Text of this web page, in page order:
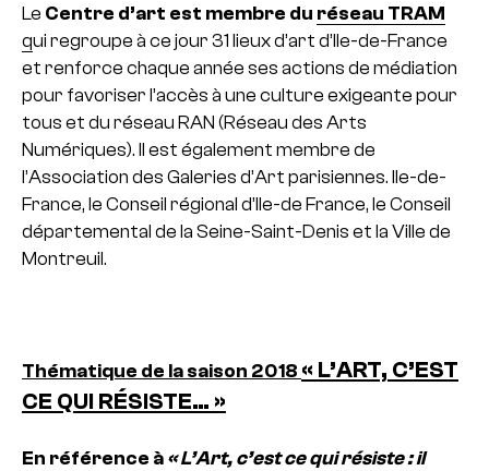
Le Centre d’art est membre du réseau TRAM
qui regroupe à ce jour 31 lieux d’art d’Ile-de-France
et renforce chaque année ses actions de médiation
pour favoriser l’accès à une culture exigeante pour
tous et du réseau RAN (Réseau des Arts
Numériques). Il est également membre de
l’Association des Galeries d’Art parisiennes. Ile-de-
France, le Conseil régio­nal d’Ile-de France, le Conseil
dépar­te­men­tal de la Seine-Saint-Denis et la Ville de
Montreuil.
Thématique de la saison 2018 « L’ART, C’EST
CE QUI RÉSISTE… »
En référence à « L’Art, c’est ce qui résiste : il